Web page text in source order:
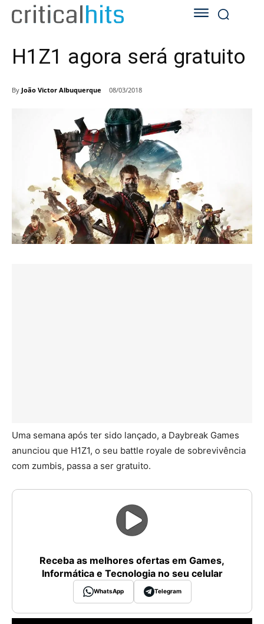
H1Z1 agora será gratuito
By João Victor Albuquerque 08/03/2018
Uma semana após ter sido lançado, a Daybreak Games
anunciou que H1Z1, o seu battle royale de sobrevivência
com zumbis, passa a ser gratuito.
Receba as melhores ofertas em Games,
Informática e Tecnologia no seu celular
WhatsApp Telegram